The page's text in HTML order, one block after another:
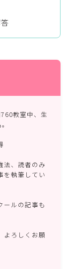
検索
教室
法、読者の
教室中、生
法、読者のみ
を執筆してい
ールの記事も
よろしくお願